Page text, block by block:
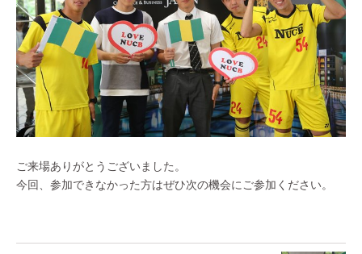
ご来場ありがとうございました。
今回、参加できなかった方はぜひ次の機会にご参加ください。